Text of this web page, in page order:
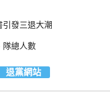
引發三退大潮
隊總人數
退黨網站